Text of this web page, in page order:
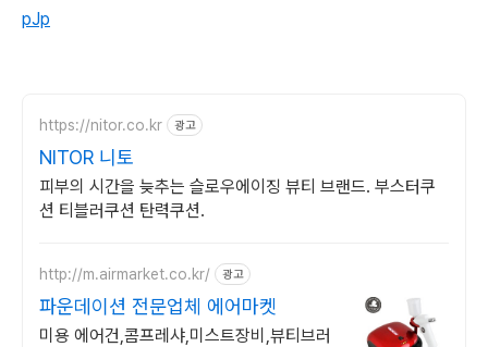
pJp
https://nitor.co.kr 광고
NITOR 니토
피부의 시간을 늦추는 슬로우에이징 뷰티 브랜드. 부스터쿠
션 티블러쿠션 탄력쿠션.
http://m.airmarket.co.kr/ 광고
파운데이션 전문업체 에어마켓
미용 에어건,콤프레샤,미스트장비,뷰티브러